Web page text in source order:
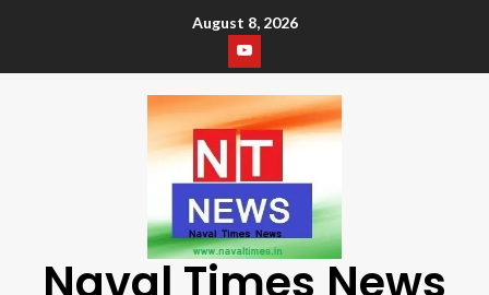
August 8, 2026